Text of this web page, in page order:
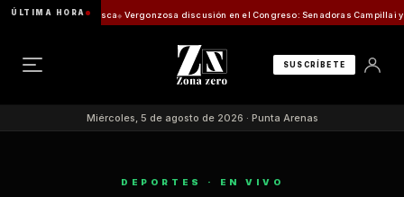
ÚLTIMA HORA
de Pesca Vergonzosa discusión en el Congreso: Senadoras Campillai y Flores se
SUSCRÍBETE
Miércoles, 5 de agosto de 2026 · Punta Arenas
DEPORTES · EN VIVO